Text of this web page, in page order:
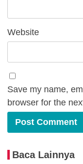
Website
Save my name,
browser for the
Baca Lainnya